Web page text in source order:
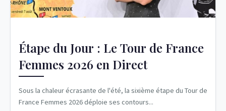
Étape du Jour : Le Tour de France
Femmes 2026 en Direct
Sous la chaleur écrasante de l'été, la sixième étape du Tour de
France Femmes 2026 déploie ses contours...